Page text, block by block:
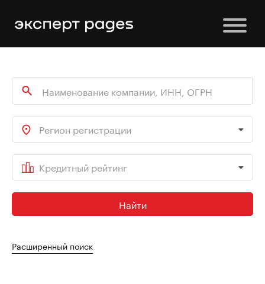
Регион регистрации
Кредитный рейтинг
Найти
Расширенный поиск